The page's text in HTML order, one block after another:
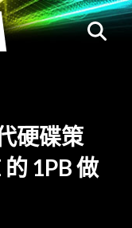
硬碟策
1PB 做